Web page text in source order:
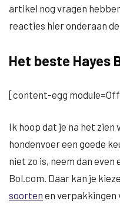
artikel nog vragen
reacties hier onderaan
Het beste Hayes
[content-egg
Ik hoop dat je na het zien
hondenvoer een goede
niet zo is, neem dan
Bol.com. Daar kan je
soorten en verpakkingen